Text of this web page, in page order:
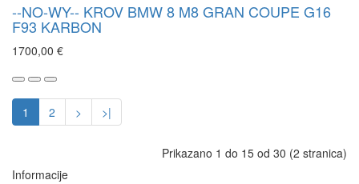
--NO-WY-- KROV BMW 8 M8 GRAN COUPE G16
F93 KARBON
1700,00 €
1 2 > >|
Prikazano 1 do 15 od 30 (2 stranica)
Informacije